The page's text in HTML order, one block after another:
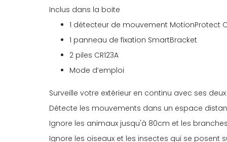
Inclus dans la boite
1 détecteur de mouvement MotionProtect
1 panneau de fixation SmartBracket
2 piles CR123A
Mode d’emploi
Surveille votre extérieur en continu avec ses deux
Détecte les mouvements dans un espace
Ignore les animaux jusqu'à 80cm et les
Ignore les oiseaux et les insectes qui se posent